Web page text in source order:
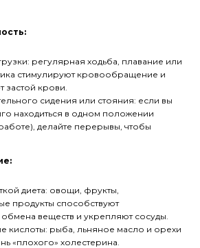
регулярная ходьба, плавание или
стимулируют кровообращение и
застой крови.
сидения или стояния: если вы
находиться в одном положении
делайте перерывы, чтобы
диета: овощи, фрукты,
продукты способствуют
веществ и укрепляют сосуды.
кислоты: рыба, льняное масло и орехи
«плохого» холестерина.